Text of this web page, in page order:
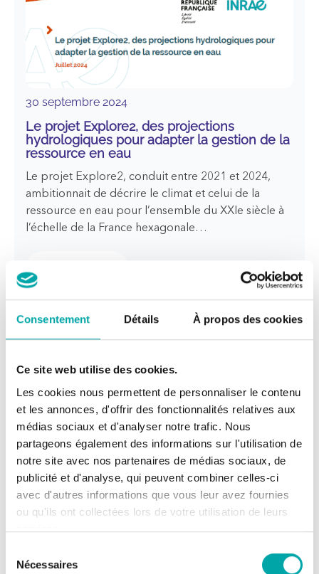
Consentement Détails À propos des cookies
Ce site web utilise des cookies.
Les cookies nous permettent de personnaliser le contenu
et les annonces, d'offrir des fonctionnalités relatives aux
médias sociaux et d'analyser notre trafic. Nous
partageons également des informations sur l'utilisation de
notre site avec nos partenaires de médias sociaux, de
publicité et d'analyse, qui peuvent combiner celles-ci
avec d'autres informations que vous leur avez fournies
ou qu'ils ont collectées lors de votre utilisation de leurs
services.
Nécessaires
30 septembre 2024
Le projet Explore2, des projections
hydrologiques pour adapter la gestion de la
ressource en eau
Le projet Explore2, conduit entre 2021 et 2024,
ambitionnait de décrire le climat et celui de la
ressource en eau pour l’ensemble du XXIe siècle à
l’échelle de la France hexagonale…
projet
Explore2,
hydrologiques
adapter
la
gestion
ressource
en